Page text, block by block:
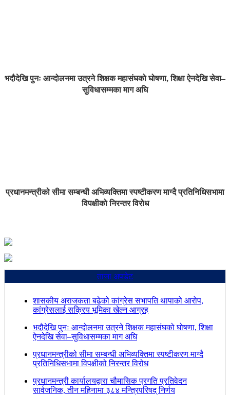
भदौदेखि पुनः आन्दोलनमा उत्रने शिक्षक महासंघको घोषणा, शिक्षा ऐनदेखि सेवा–
सुविधासम्मका माग अघि
प्रधानमन्त्रीको सीमा सम्बन्धी अभिव्यक्तिमा स्पष्टीकरण माग्दै प्रतिनिधिसभामा
विपक्षीको निरन्तर विरोध
ताजा अपडेट
शासकीय अराजकता बढेको कांग्रेस सभापति थापाको आरोप,
कांग्रेसलाई सक्रिय भूमिका खेल्न आग्रह
भदौदेखि पुनः आन्दोलनमा उत्रने शिक्षक महासंघको घोषणा, शिक्षा
ऐनदेखि सेवा–सुविधासम्मका माग अघि
प्रधानमन्त्रीको सीमा सम्बन्धी अभिव्यक्तिमा स्पष्टीकरण माग्दै
प्रतिनिधिसभामा विपक्षीको निरन्तर विरोध
प्रधानमन्त्री कार्यालयद्वारा चौमासिक प्रगति प्रतिवेदन
सार्वजनिक, तीन महिनामा ३८४ मन्त्रिपरिषद् निर्णय